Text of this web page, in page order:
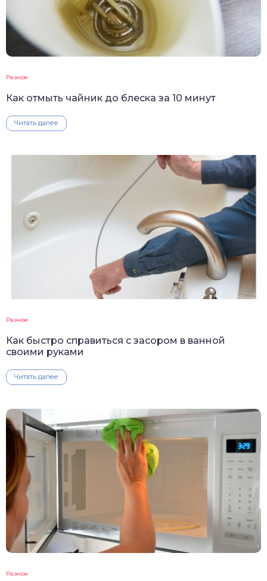
Разное
Как отмыть чайник до блеска за 10 минут
Читать далее
Разное
Как быстро справиться с засором в ванной
своими руками
Читать далее
Разное